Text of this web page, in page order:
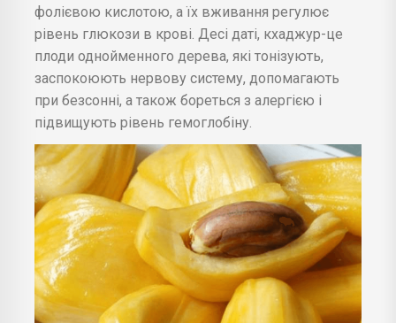
фолієвою кислотою, а їх вживання регулює
рівень глюкози в крові. Десі даті, кхаджур-це
плоди однойменного дерева, які тонізують,
заспокоюють нервову систему, допомагають
при безсонні, а також бореться з алергією і
підвищують рівень гемоглобіну.